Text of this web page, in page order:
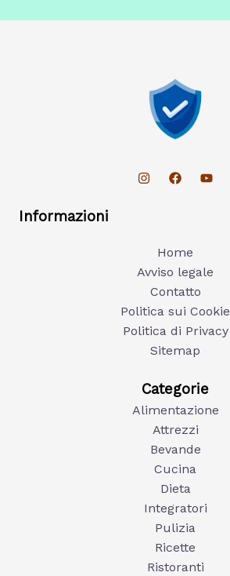
Informazioni
Home
Avviso legale
Contatto
Politica sui Cookie
Politica di Privacy
Sitemap
Categorie
Alimentazione
Attrezzi
Bevande
Cucina
Dieta
Integratori
Pulizia
Ricette
Ristoranti